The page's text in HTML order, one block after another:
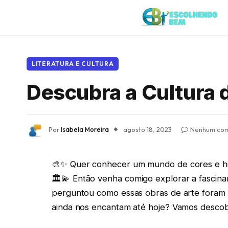
LITERATURA E CULTURA
Descubra a Cultura
PorIsabela Moreira agosto 18, 2023 Nenhum
🎨✨ Quer conhecer um mundo de cores e
🏛️💫 Então venha comigo explorar a
perguntou como essas obras de arte
ainda nos encantam até hoje? Vamos